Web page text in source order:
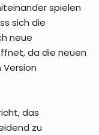
spielen
sich die
neue
da die neuen
das
zu